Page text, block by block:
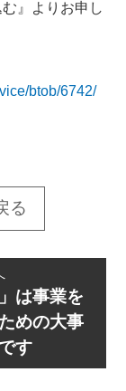
』よりお申し
btob/6742/
る
は事業を
めの大事
す